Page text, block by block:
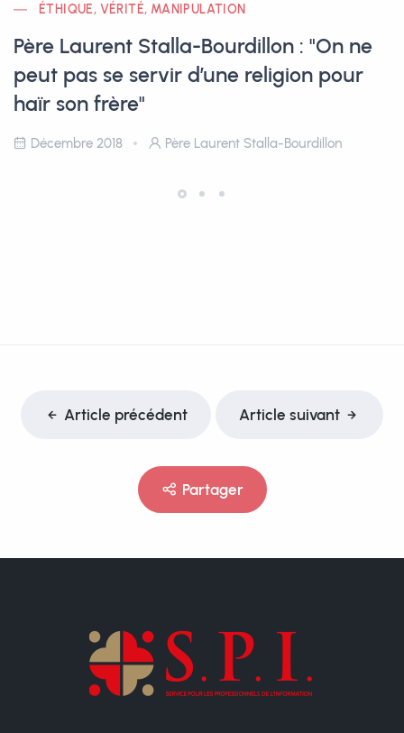
ÉTHIQUE, VÉRITÉ, MANIPULATION
Père Laurent Stalla-Bourdillon : "On ne
peut pas se servir d’une religion pour
haïr son frère"
Décembre 2018 Père Laurent Stalla-Bourdillon
Article précédent Article suivant
Partager